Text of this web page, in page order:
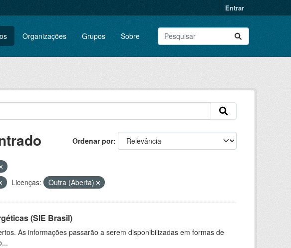
Entrar
Organizações Grupos Sobre
Ordenar por
Licenças: Outra (Aberta)
(SIE Brasil)
As informações passarão a serem disponibilizadas em formas de